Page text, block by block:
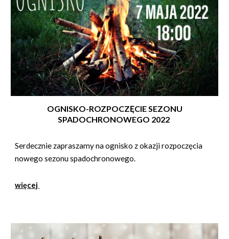
OGNISKO-ROZPOCZĘCIE SEZONU
SPADOCHRONOWEGO 2022
Serdecznie zapraszamy na ognisko z okazji rozpoczęcia
nowego sezonu spadochronowego.
więcej